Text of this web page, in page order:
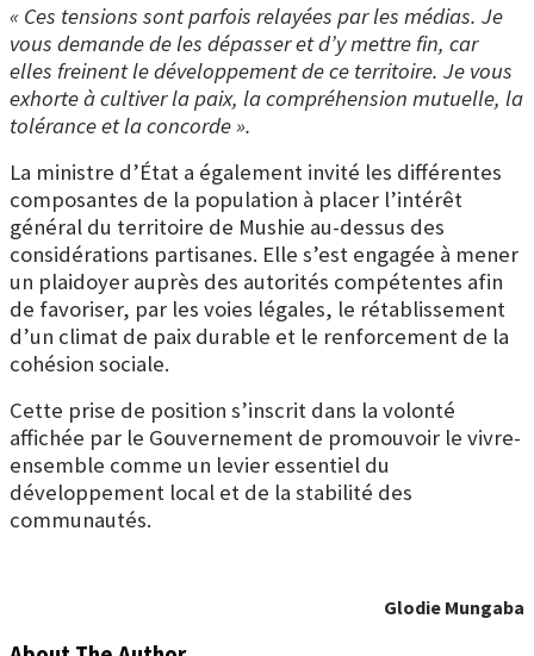
« Ces tensions sont parfois relayées par les médias. Je
vous demande de les dépasser et d’y mettre fin, car
elles freinent le développement de ce territoire. Je vous
exhorte à cultiver la paix, la compréhension mutuelle, la
tolérance et la concorde ».
La ministre d’État a également invité les différentes
composantes de la population à placer l’intérêt
général du territoire de Mushie au-dessus des
considérations partisanes. Elle s’est engagée à mener
un plaidoyer auprès des autorités compétentes afin
de favoriser, par les voies légales, le rétablissement
d’un climat de paix durable et le renforcement de la
cohésion sociale.
Cette prise de position s’inscrit dans la volonté
affichée par le Gouvernement de promouvoir le vivre-
ensemble comme un levier essentiel du
développement local et de la stabilité des
communautés.
Glodie Mungaba